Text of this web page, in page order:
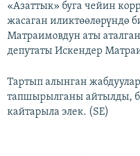
«Азаттык» буга чейин
жасаган иликтөөлөрүндө
Матраимовдун аты
депутаты Искендер
Тартып алынган
тапшырылганы айтылды,
кайтарыла элек. (SE)